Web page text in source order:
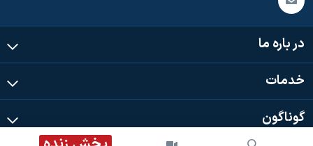
در باره ما
خدمات
گوناگون